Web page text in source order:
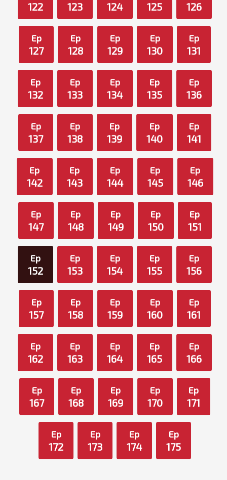
122 123 124 125 126
Ep
127
Ep
128
Ep
129
Ep
130
Ep
131
Ep
132
Ep
133
Ep
134
Ep
135
Ep
136
Ep
137
Ep
138
Ep
139
Ep
140
Ep
141
Ep
142
Ep
143
Ep
144
Ep
145
Ep
146
Ep
147
Ep
148
Ep
149
Ep
150
Ep
151
Ep
152
Ep
153
Ep
154
Ep
155
Ep
156
Ep
157
Ep
158
Ep
159
Ep
160
Ep
161
Ep
162
Ep
163
Ep
164
Ep
165
Ep
166
Ep
167
Ep
168
Ep
169
Ep
170
Ep
171
Ep
172
Ep
173
Ep
174
Ep
175